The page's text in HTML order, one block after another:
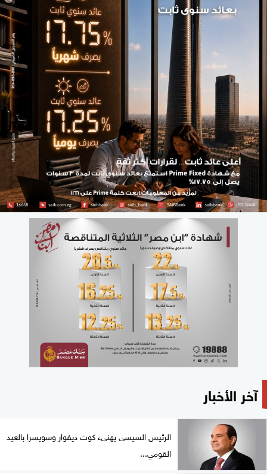
آخر الأخبار
الرئيس السيسى يهنىء كوت ديفوار وسويسرا بالعيد
القومي...